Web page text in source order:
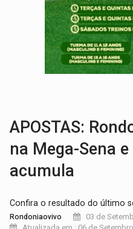
VÍDEO:Pitbulls
AÇÃO
PF ESTÁ
APOSTAS:
na Mega-Sena
acumula
Confira o resultado do último
Rondoniaovivo
03 de